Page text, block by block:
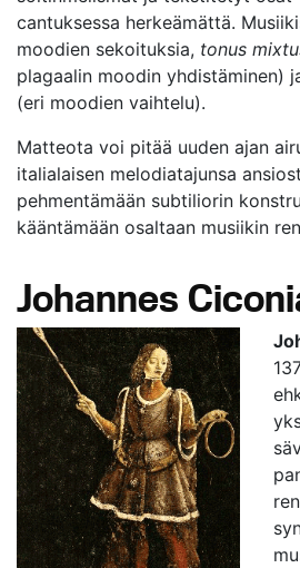
cantuksessa herkeämättä.
moodien sekoituksia, tonus
plagaalin moodin yhdistäminen)
(eri moodien vaihtelu).
Matteota voi pitää uuden ajan
italialaisen melodiatajunsa
pehmentämään subtiliorin
kääntämään osaltaan musiikin
Johannes